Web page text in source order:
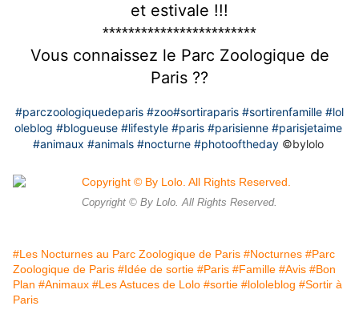
et estivale !!!
************************
Vous connaissez le Parc Zoologique de
Paris ??
#parczoologiquedeparis #zoo#sortiraparis #sortirenfamille #lol
oleblog #blogueuse #lifestyle #paris #parisienne #parisjetaime
#animaux #animals #nocturne #photooftheday ©️bylolo
Copyright © By Lolo. All Rights Reserved.
#Les Nocturnes au Parc Zoologique de Paris #Nocturnes #Parc
Zoologique de Paris #Idée de sortie #Paris #Famille #Avis #Bon
Plan #Animaux #Les Astuces de Lolo #sortie #lololeblog #Sortir à
Paris